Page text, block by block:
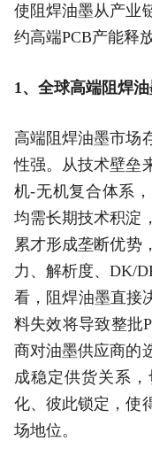
使阻焊油墨从产业
约高端PCB产能释
1、全球高端阻焊
高端阻焊油墨市场
性强。从技术壁垒
机-无机复合体系
均需长期技术积淀
累才形成垄断优势
力、解析度、DK/
看，阻焊油墨直接
料失效将导致整批
商对油墨供应商的
成稳定供货关系
化、彼此锁定，使
场地位。